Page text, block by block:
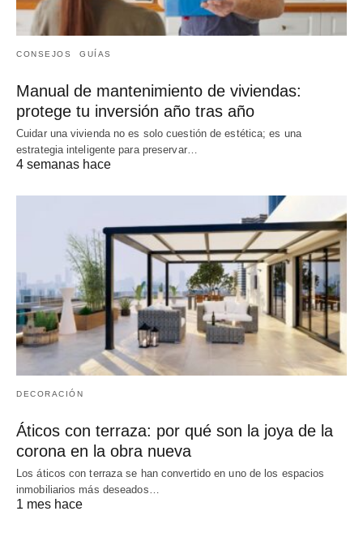
CONSEJOS GUÍAS
Manual de mantenimiento de viviendas:
protege tu inversión año tras año
Cuidar una vivienda no es solo cuestión de estética; es una
estrategia inteligente para preservar…
4 semanas hace
DECORACIÓN
Áticos con terraza: por qué son la joya de la
corona en la obra nueva
Los áticos con terraza se han convertido en uno de los espacios
inmobiliarios más deseados…
1 mes hace